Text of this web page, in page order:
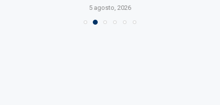
5 agosto, 2026